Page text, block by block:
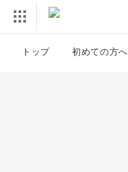
トップ 初めての方へ